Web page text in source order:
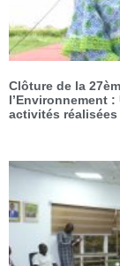
Clôture de la
l’Environnement
activités réalisées